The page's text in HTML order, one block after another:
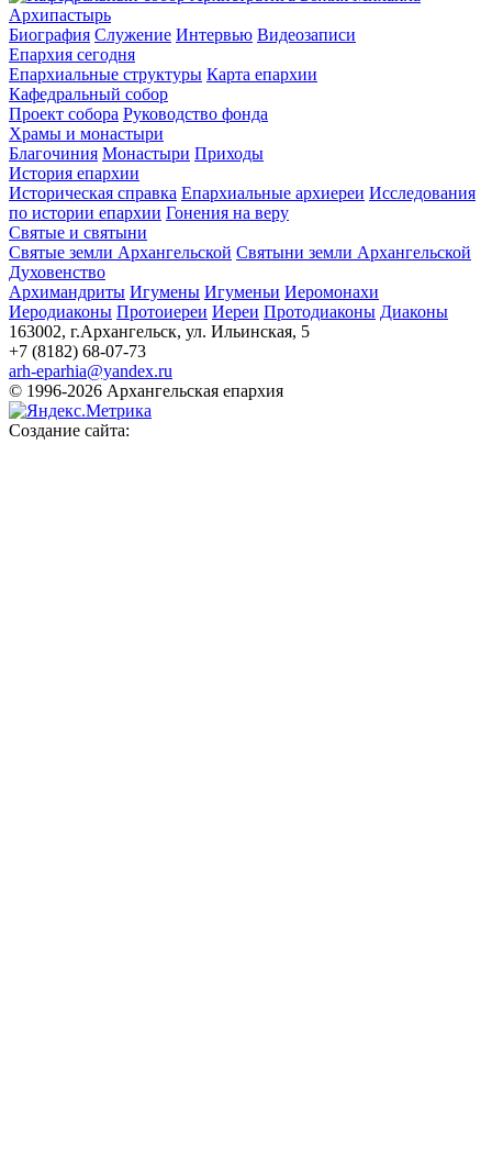
Архипастырь
Биография Служение Интервью Видеозаписи
Епархия сегодня
Епархиальные структуры Карта епархии
Кафедральный собор
Проект собора Руководство фонда
Храмы и монастыри
Благочиния Монастыри Приходы
История епархии
Историческая справка Епархиальные архиереи Исследования
по истории епархии Гонения на веру
Святые и святыни
Святые земли Архангельской Святыни земли Архангельской
Духовенство
Архимандриты Игумены Игуменьи Иеромонахи
Иеродиаконы Протоиереи Иереи Протодиаконы Диаконы
163002, г.Архангельск, ул. Ильинская, 5
+7 (8182) 68-07-73
arh-eparhia@yandex.ru
© 1996-2026 Архангельская епархия
Создание сайта: